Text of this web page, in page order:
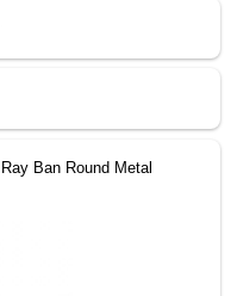
Ray Ban Round Metal